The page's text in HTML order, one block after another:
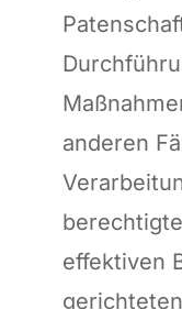
anderen
effektiven